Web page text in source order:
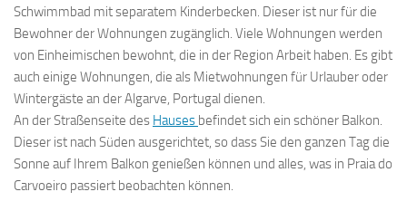
Schwimmbad mit separatem Kinderbecken. Dieser ist nur für die
Bewohner der Wohnungen zugänglich. Viele Wohnungen werden
von Einheimischen bewohnt, die in der Region Arbeit haben. Es gibt
auch einige Wohnungen, die als Mietwohnungen für Urlauber oder
Wintergäste an der Algarve, Portugal dienen.
An der Straßenseite des Hauses befindet sich ein schöner Balkon.
Dieser ist nach Süden ausgerichtet, so dass Sie den ganzen Tag die
Sonne auf Ihrem Balkon genießen können und alles, was in Praia do
Carvoeiro passiert beobachten können.